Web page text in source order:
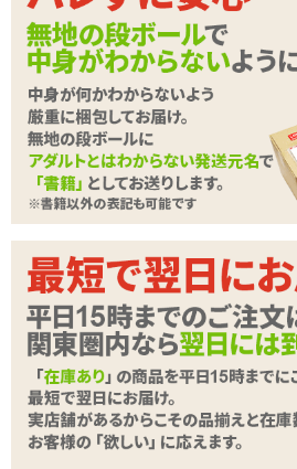
ウェディングドレスはまだ着れないから
ームを着まくりますけどねっヽ(´ー`)ノ
そんな今回6月に紹介したいのは「フリ